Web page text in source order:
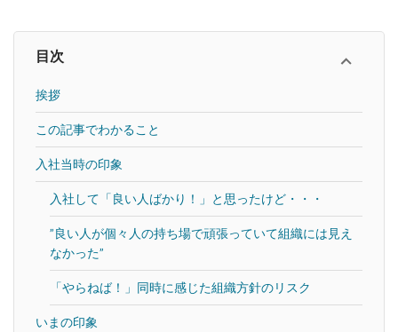
目次
挨拶
この記事でわかること
入社当時の印象
入社して「良い人ばかり！」と思ったけど・・・
”良い人が個々人の持ち場で頑張っていて組織には見え
なかった”
「やらねば！」同時に感じた組織方針のリスク
いまの印象